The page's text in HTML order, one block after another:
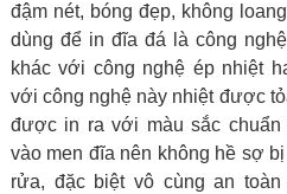
đậm nét, bóng đẹp, không
dùng để in đĩa đá là công
khác với công nghệ ép nhiệt
với công nghệ này nhiệt được
được in ra với màu sắc chuẩn
vào men đĩa nên không hề sợ
rửa, đặc biệt vô cùng an